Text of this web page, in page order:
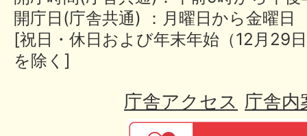
開庁日(庁舎共通) ：月曜日から金曜日
[祝日・休日および年末年始（12月29
を除く]
庁舎アクセス 庁舎内